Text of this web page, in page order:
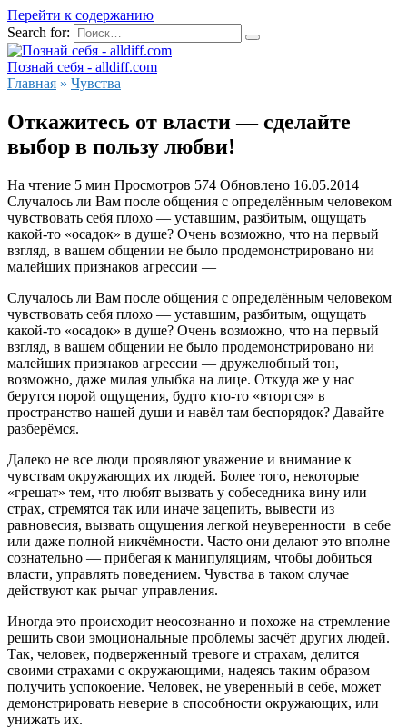
Перейти к содержанию
Search for:
Познай себя - alldiff.com
Главная » Чувства
Откажитесь от власти — сделайте
выбор в пользу любви!
На чтение 5 мин Просмотров 574 Обновлено 16.05.2014
Случалось ли Вам после общения с определённым человеком
чувствовать себя плохо — уставшим, разбитым, ощущать
какой-то «осадок» в душе? Очень возможно, что на первый
взгляд, в вашем общении не было продемонстрировано ни
малейших признаков агрессии —
Случалось ли Вам после общения с определённым человеком
чувствовать себя плохо — уставшим, разбитым, ощущать
какой-то «осадок» в душе? Очень возможно, что на первый
взгляд, в вашем общении не было продемонстрировано ни
малейших признаков агрессии — дружелюбный тон,
возможно, даже милая улыбка на лице. Откуда же у нас
берутся порой ощущения, будто кто-то «вторгся» в
пространство нашей души и навёл там беспорядок? Давайте
разберёмся.
Далеко не все люди проявляют уважение и внимание к
чувствам окружающих их людей. Более того, некоторые
«грешат» тем, что любят вызвать у собеседника вину или
страх, стремятся так или иначе зацепить, вывести из
равновесия, вызвать ощущения легкой неуверенности в себе
или даже полной никчёмности. Часто они делают это вполне
сознательно — прибегая к манипуляциям, чтобы добиться
власти, управлять поведением. Чувства в таком случае
действуют как рычаг управления.
Иногда это происходит неосознанно и похоже на стремление
решить свои эмоциональные проблемы засчёт других людей.
Так, человек, подверженный тревоге и страхам, делится
своими страхами с окружающими, надеясь таким образом
получить успокоение. Человек, не уверенный в себе, может
демонстрировать неверие в способности окружающих, или
унижать их.